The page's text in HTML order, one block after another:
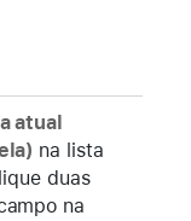
atual
na lista
duas
na